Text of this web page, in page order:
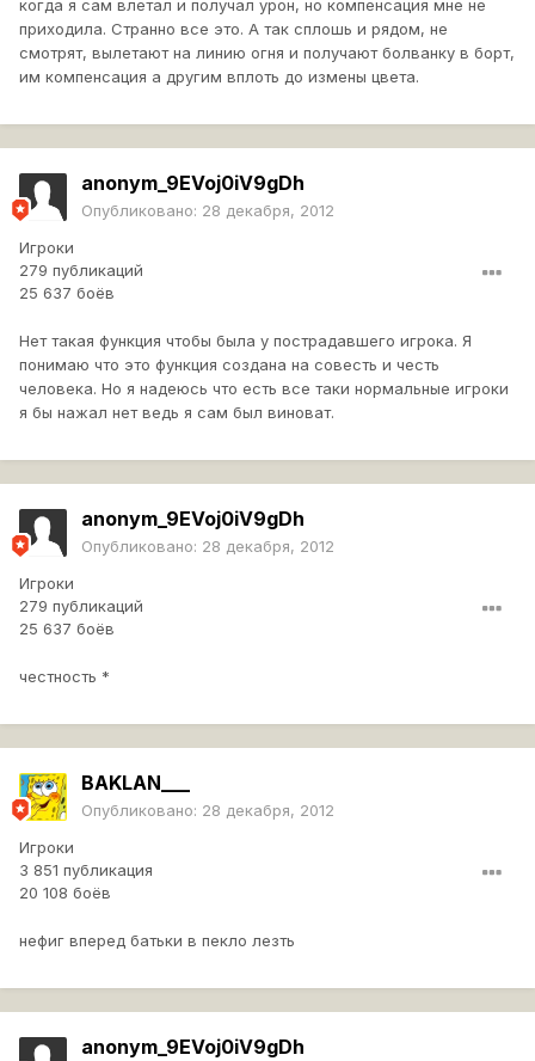
когда я сам влетал и получал урон, но компенсация мне не
приходила. Странно все это. А так сплошь и рядом, не
смотрят, вылетают на линию огня и получают болванку в борт,
им компенсация а другим вплоть до измены цвета.
anonym_9EVoj0iV9gDh
Опубликовано: 28 декабря, 2012
Игроки
279 публикаций
25 637 боёв
Нет такая функция чтобы была у пострадавшего игрока. Я
понимаю что это функция создана на совесть и честь
человека. Но я надеюсь что есть все таки нормальные игроки
я бы нажал нет ведь я сам был виноват.
anonym_9EVoj0iV9gDh
Опубликовано: 28 декабря, 2012
Игроки
279 публикаций
25 637 боёв
честность *
BAKLAN___
Опубликовано: 28 декабря, 2012
Игроки
3 851 публикация
20 108 боёв
нефиг вперед батьки в пекло лезть
anonym_9EVoj0iV9gDh